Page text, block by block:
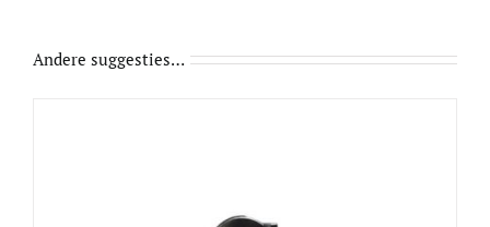
Andere suggesties…